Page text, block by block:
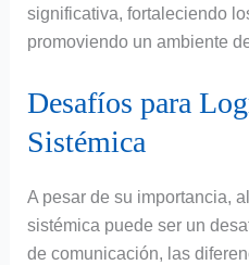
significativa, fortaleciendo
promoviendo un ambiente
Desafíos para
Sistémica
A pesar de su importancia,
sistémica puede ser un
de comunicación, las